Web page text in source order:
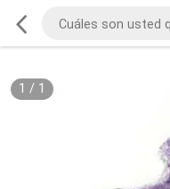
1 / 1